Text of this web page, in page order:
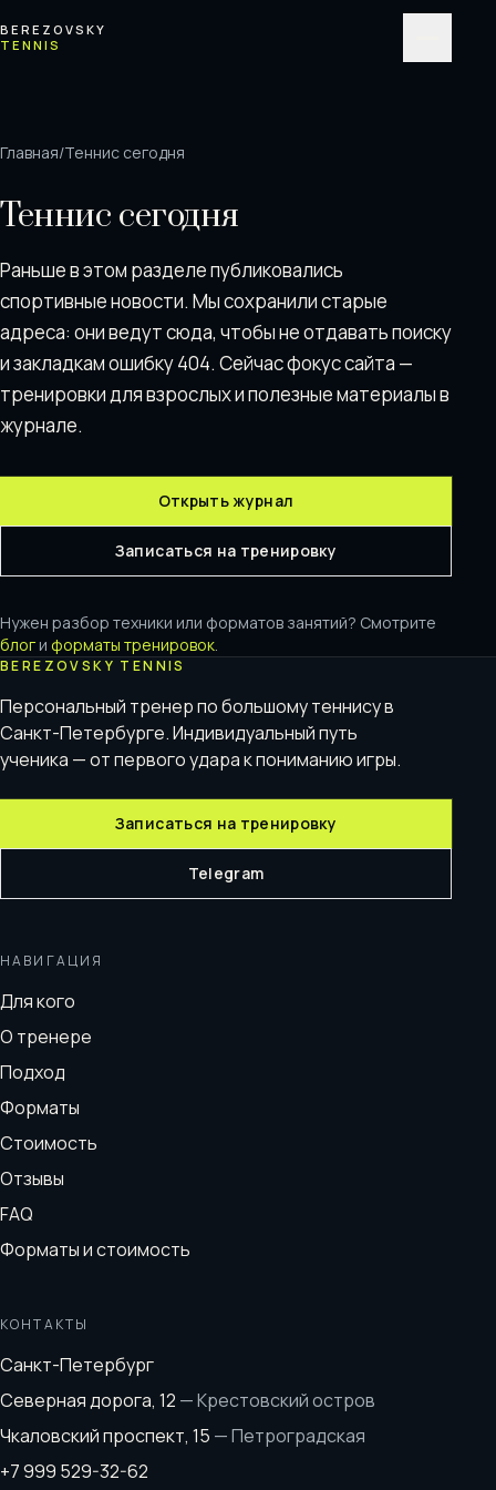
BEREZOVSKY
TENNIS
Главная/Теннис сегодня
Теннис сегодня
Раньше в этом разделе публиковались
спортивные новости. Мы сохранили старые
адреса: они ведут сюда, чтобы не отдавать поискy
и закладкам ошибку 404. Сейчас фокус сайта —
тренировки для взрослых и полезные материалы в
журнале.
Открыть журнал
Записаться на тренировку
Нужен разбор техники или форматов занятий? Смотрите
блог и форматы тренировок.
BEREZOVSKY TENNIS
Персональный тренер по большому теннису в
Санкт-Петербурге. Индивидуальный путь
ученика — от первого удара к пониманию игры.
Записаться на тренировку
Telegram
НАВИГАЦИЯ
Для кого
О тренере
Подход
Форматы
Стоимость
Отзывы
FAQ
Форматы и стоимость
КОНТАКТЫ
Санкт-Петербург
Северная дорога, 12 —Крестовский остров
Чкаловский проспект, 15 —Петроградская
+7 999 529-32-62